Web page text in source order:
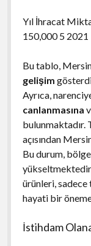
Yıl İhracat
150,000 5
Bu tablo,
gelişim
Ayrıca,
canlanmasına
bulunmaktadır.
açısından
Bu durum,
ürünleri,
hayati bir
İstihdam